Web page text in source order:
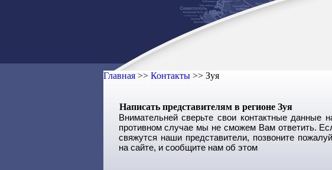
Главная>> Контакты>> Зуя
Написать представителям в регионе Зуя
Внимательней сверьте свои контактные данные
противном случае мы не сможем Вам ответить.
свяжутся наши представители, позвоните
на сайте, и сообщите нам об этом